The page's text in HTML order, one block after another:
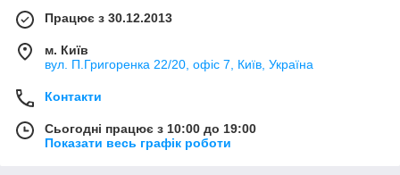
Працює з 30.12.2013
м. Київ
вул. П.Григоренка 22/20, офіс 7, Київ, Україна
Контакти
Сьогодні працює з 10:00 до 19:00
Показати весь графік роботи